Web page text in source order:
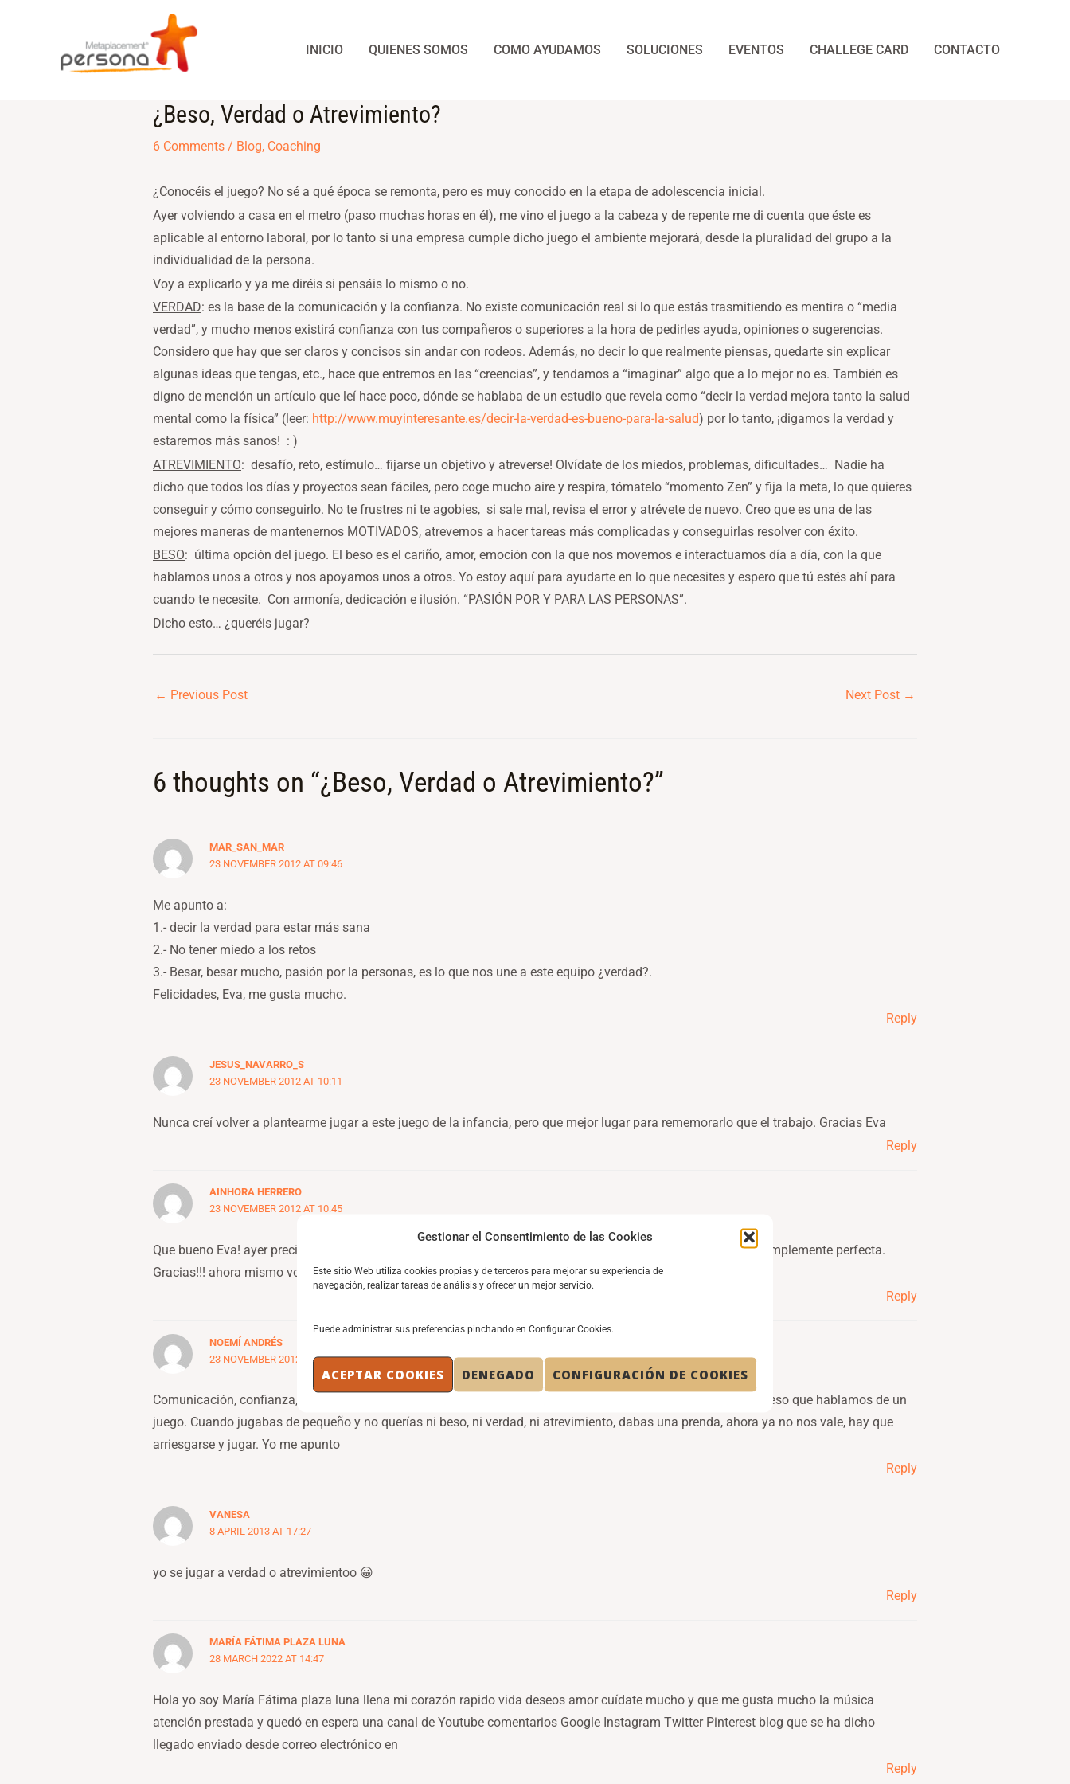
Gestionar el Consentimiento de las Cookies
Este sitio Web utiliza cookies propias y de terceros para mejorar su experiencia de
navegación, realizar tareas de análisis y ofrecer un mejor servicio.
Puede administrar sus preferencias pinchando en Configurar Cookies.
ACEPTAR COOKIES DENEGADO CONFIGURACIÓN DE COOKIES
INICIO QUIENES SOMOS COMO AYUDAMOS SOLUCIONES EVENTOS CHALLEGE CARD CONTACTO
¿Beso, Verdad o Atrevimiento?
6 Comments / Blog, Coaching
¿Conocéis el juego? No sé a qué época se remonta, pero es muy conocido en la etapa de adolescencia inicial.
Ayer volviendo a casa en el metro (paso muchas horas en él), me vino el juego a la cabeza y de repente me di cuenta que éste es
aplicable al entorno laboral, por lo tanto si una empresa cumple dicho juego el ambiente mejorará, desde la pluralidad del grupo a la
individualidad de la persona.
Voy a explicarlo y ya me diréis si pensáis lo mismo o no.
VERDAD: es la base de la comunicación y la confianza. No existe comunicación real si lo que estás trasmitiendo es mentira o “media
verdad”, y mucho menos existirá confianza con tus compañeros o superiores a la hora de pedirles ayuda, opiniones o sugerencias.
Considero que hay que ser claros y concisos sin andar con rodeos. Además, no decir lo que realmente piensas, quedarte sin explicar
algunas ideas que tengas, etc., hace que entremos en las “creencias”, y tendamos a “imaginar” algo que a lo mejor no es. También es
digno de mención un artículo que leí hace poco, dónde se hablaba de un estudio que revela como “decir la verdad mejora tanto la salud
mental como la física” (leer: http://www.muyinteresante.es/decir-la-verdad-es-bueno-para-la-salud) por lo tanto, ¡digamos la verdad y
estaremos más sanos! : )
ATREVIMIENTO: desafío, reto, estímulo… fijarse un objetivo y atreverse! Olvídate de los miedos, problemas, dificultades… Nadie ha
dicho que todos los días y proyectos sean fáciles, pero coge mucho aire y respira, tómatelo “momento Zen” y fija la meta, lo que quieres
conseguir y cómo conseguirlo. No te frustres ni te agobies, si sale mal, revisa el error y atrévete de nuevo. Creo que es una de las
mejores maneras de mantenernos MOTIVADOS, atrevernos a hacer tareas más complicadas y conseguirlas resolver con éxito.
BESO: última opción del juego. El beso es el cariño, amor, emoción con la que nos movemos e interactuamos día a día, con la que
hablamos unos a otros y nos apoyamos unos a otros. Yo estoy aquí para ayudarte en lo que necesites y espero que tú estés ahí para
cuando te necesite. Con armonía, dedicación e ilusión. “PASIÓN POR Y PARA LAS PERSONAS”.
Dicho esto… ¿queréis jugar?
Post
← Previous Post Next Post →
6 thoughts on “¿Beso, Verdad o Atrevimiento?”
MAR_SAN_MAR
23 NOVEMBER 2012 AT 09:46
Me apunto a:
1.- decir la verdad para estar más sana
2.- No tener miedo a los retos
3.- Besar, besar mucho, pasión por la personas, es lo que nos une a este equipo ¿verdad?.
Felicidades, Eva, me gusta mucho.
Reply
JESUS_NAVARRO_S
23 NOVEMBER 2012 AT 10:11
Nunca creí volver a plantearme jugar a este juego de la infancia, pero que mejor lugar para rememorarlo que el trabajo. Gracias Eva
Reply
AINHORA HERRERO
23 NOVEMBER 2012 AT 10:45
Que bueno Eva! ayer precisamente, sin querer, hablé de este juego… y has encontrado una fórmula sencilla y simplemente perfecta.
Gracias!!! ahora mismo voy a besarte!
Reply
NOEMÍ ANDRÉS
23 NOVEMBER 2012 AT 12:27
Comunicación, confianza, desafío, estímulo, motivación, emoción… me asombra ver cúantas palabras clave y eso que hablamos de un
juego. Cuando jugabas de pequeño y no querías ni beso, ni verdad, ni atrevimiento, dabas una prenda, ahora ya no nos vale, hay que
arriesgarse y jugar. Yo me apunto
Reply
VANESA
8 APRIL 2013 AT 17:27
yo se jugar a verdad o atrevimientoo 😀
Reply
MARÍA FÁTIMA PLAZA LUNA
28 MARCH 2022 AT 14:47
Hola yo soy María Fátima plaza luna llena mi corazón rapido vida deseos amor cuídate mucho y que me gusta mucho la música
atención prestada y quedó en espera una canal de Youtube comentarios Google Instagram Twitter Pinterest blog que se ha dicho
llegado enviado desde correo electrónico en
Reply